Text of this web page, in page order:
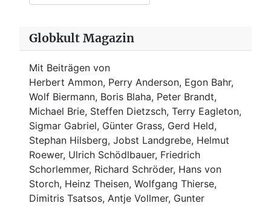
Globkult Magazin
Mit Beiträgen von
Herbert Ammon, Perry Anderson, Egon Bahr,
Wolf Biermann, Boris Blaha, Peter Brandt,
Michael Brie, Steffen Dietzsch, Terry Eagleton,
Sigmar Gabriel, Günter Grass, Gerd Held,
Stephan Hilsberg, Jobst Landgrebe, Helmut
Roewer, Ulrich Schödlbauer, Friedrich
Schorlemmer, Richard Schröder, Hans von
Storch, Heinz Theisen, Wolfgang Thierse,
Dimitris Tsatsos, Antje Vollmer, Gunter